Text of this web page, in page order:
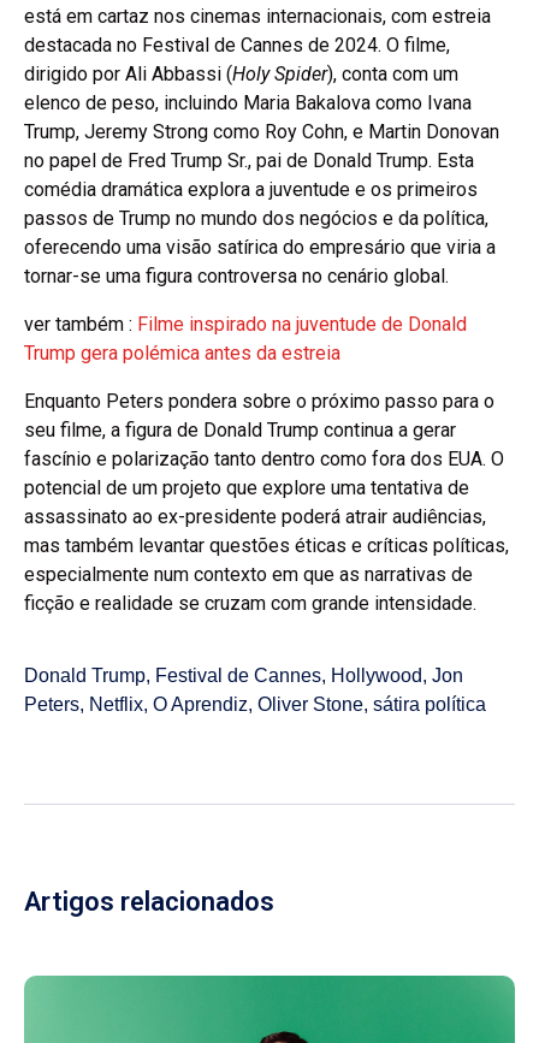
está em cartaz nos cinemas internacionais, com estreia
destacada no Festival de Cannes de 2024. O filme,
dirigido por Ali Abbassi (Holy Spider), conta com um
elenco de peso, incluindo Maria Bakalova como Ivana
Trump, Jeremy Strong como Roy Cohn, e Martin Donovan
no papel de Fred Trump Sr., pai de Donald Trump. Esta
comédia dramática explora a juventude e os primeiros
passos de Trump no mundo dos negócios e da política,
oferecendo uma visão satírica do empresário que viria a
tornar-se uma figura controversa no cenário global.
ver também : Filme inspirado na juventude de Donald
Trump gera polémica antes da estreia
Enquanto Peters pondera sobre o próximo passo para o
seu filme, a figura de Donald Trump continua a gerar
fascínio e polarização tanto dentro como fora dos EUA. O
potencial de um projeto que explore uma tentativa de
assassinato ao ex-presidente poderá atrair audiências,
mas também levantar questões éticas e críticas políticas,
especialmente num contexto em que as narrativas de
ficção e realidade se cruzam com grande intensidade.
Donald Trump, Festival de Cannes, Hollywood, Jon
Peters, Netflix, O Aprendiz, Oliver Stone, sátira política
Artigos relacionados